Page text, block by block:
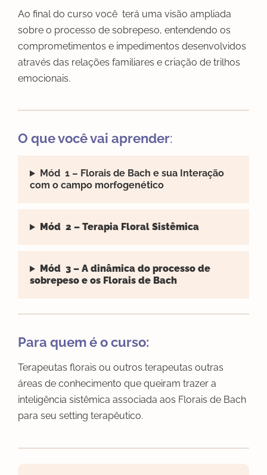
Ao final do curso você terá uma visão ampliada
sobre o processo de sobrepeso, entendendo os
comprometimentos e impedimentos desenvolvidos
através das relações familiares e criação de trilhos
emocionais.
O que você vai aprender:
Mód 1 – Florais de Bach e sua Interação
com o campo morfogenético
Mód 2 – Terapia Floral Sistêmica
Mód 3 – A dinâmica do processo de
sobrepeso e os Florais de Bach
Para quem é o curso:
Terapeutas florais ou outros terapeutas outras
áreas de conhecimento que queiram trazer a
inteligência sistêmica associada aos Florais de Bach
para seu setting terapêutico.